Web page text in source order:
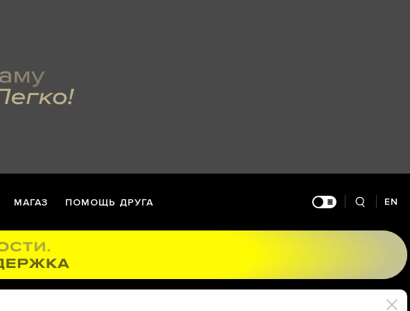
МАГАЗ ПОМОЩЬ ДРУГА EN